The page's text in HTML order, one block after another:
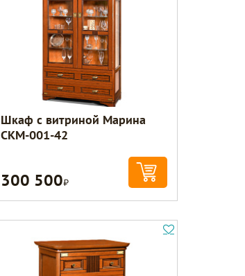
Шкаф с витриной Марина
СКМ-001-42
300 500Р